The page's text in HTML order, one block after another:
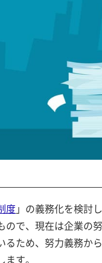
度 」の義務化を検討
で、現在は企業の
ため、努力義務か
す。